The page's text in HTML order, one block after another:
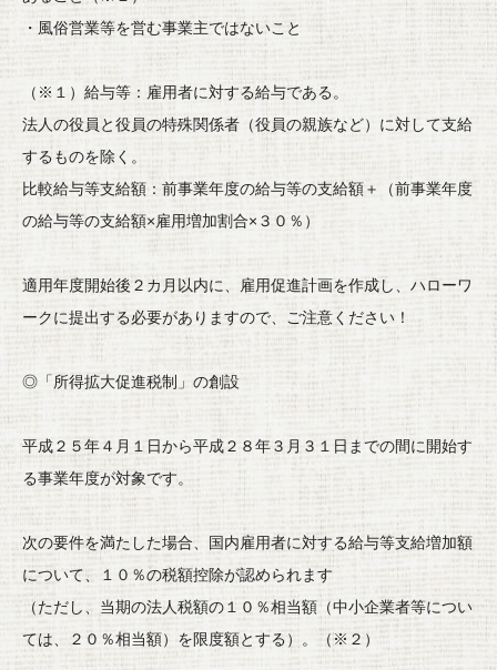
・風俗営業等を営む事業主ではないこと
（※１）給与等：雇用者に対する給与である。
法人の役員と役員の特殊関係者（役員の親族など） に対して支給
するものを除く。
比較給与等支給額：前事業年度の給与等の支給額＋（前事業年度
の給与等の支給額×雇用増加割合×３０％）
適用年度開始後２カ月以内に、雇用促進計画を作成し、 ハローワ
ークに提出する必要がありますので、 ご注意ください！
◎「所得拡大促進税制」の創設
平成２５年４月１日から平成２８年３月３１日までの間に開始す
る事業年度が対象です。
次の要件を満たした場合、
国内雇用者に対する給与等支給増加額
について、１０％の税額控除が認められます
（ただし、当期の法人税額の１０％相当額（中小企業者等につい
ては、２０％相当額）を限度額とする）。（※ ２）